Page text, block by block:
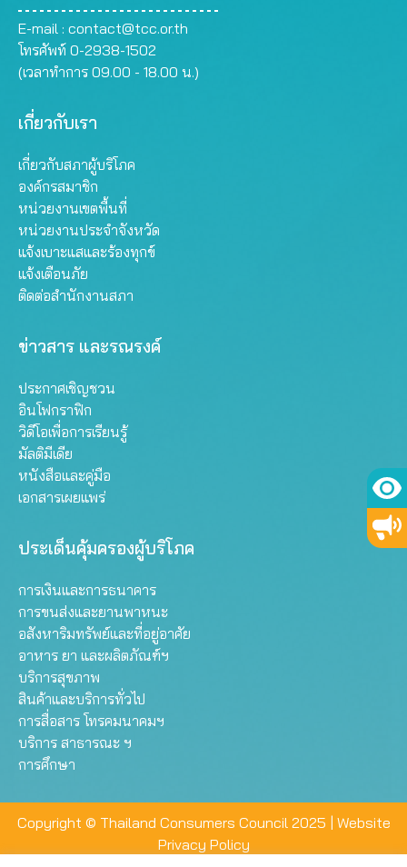
E-mail : contact@tcc.or.th
โทรศัพท์ 0-2938-1502
(เวลาทำการ 09.00 - 18.00 น.)
เกี่ยวกับเรา
เกี่ยวกับสภาผู้บริโภค
องค์กรสมาชิก
หน่วยงานเขตพื้นที่
หน่วยงานประจำจังหวัด
แจ้งเบาะแสและร้องทุกข์
แจ้งเตือนภัย
ติดต่อสำนักงานสภา
ข่าวสาร และรณรงค์
ประกาศเชิญชวน
อินโฟกราฟิก
วิดีโอเพื่อการเรียนรู้
มัลติมีเดีย
หนังสือและคู่มือ
เอกสารเผยแพร่
ประเด็นคุ้มครองผู้บริโภค
การเงินและการธนาคาร
การขนส่งและยานพาหนะ
อสังหาริมทรัพย์และที่อยู่อาศัย
อาหาร ยา และผลิตภัณฑ์ฯ
บริการสุขภาพ
สินค้าและบริการทั่วไป
การสื่อสาร โทรคมนาคมฯ
บริการ สาธารณะ ฯ
การศึกษา
Copyright © Thailand Consumers Council 2025 | Website
Privacy Policy